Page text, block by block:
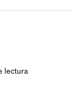
lectura